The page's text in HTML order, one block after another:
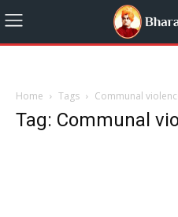
Home Tags Communal
Tag: Communal